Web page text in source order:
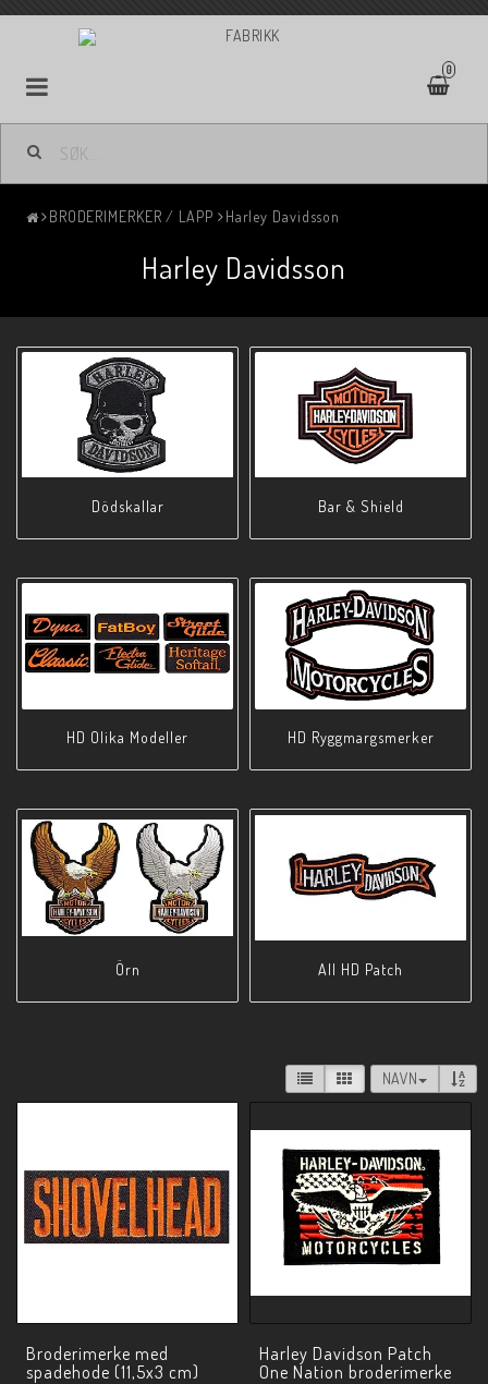
0
BRODERIMERKER / LAPP Harley Davidsson
Harley Davidsson
Dödskallar Bar & Shield
HD Olika Modeller HD Ryggmargsmerker
Örn All HD Patch
NAVN
Broderimerke med
spadehode (11,5x3 cm)
Harley Davidson Patch
One Nation broderimerke